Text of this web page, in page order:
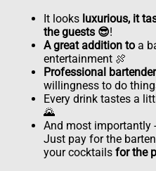
It looks luxurious, it
the guests 😎!
A great addition to a
entertainment 🍖
Professional bartender
willingness to do
Every drink tastes a
🌄
And most importantly
Just pay for the
your cocktailsfor the